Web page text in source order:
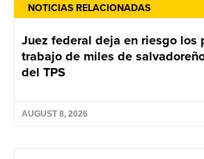
NOTICIAS RELACIONADAS
Juez federal deja en riesgo los
trabajo de miles de
del TPS
AUGUST 8, 2026